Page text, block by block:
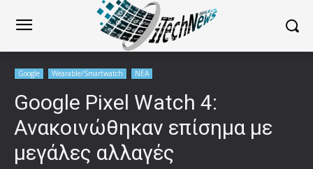
Google Wearable/Smartwatch ΝΕΑ
Google Pixel Watch 4:
Ανακοινώθηκαν επίσημα με
μεγάλες αλλαγές